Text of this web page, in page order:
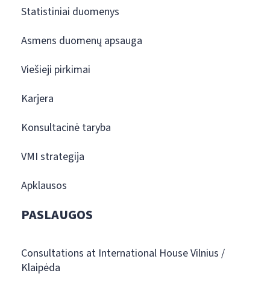
Statistiniai duomenys
Asmens duomenų apsauga
Viešieji pirkimai
Karjera
Konsultacinė taryba
VMI strategija
Apklausos
PASLAUGOS
Consultations at International House Vilnius /
Klaipėda